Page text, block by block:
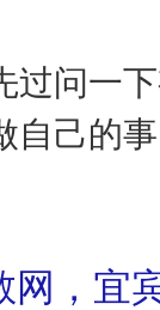
问一下
自己的
网，宜